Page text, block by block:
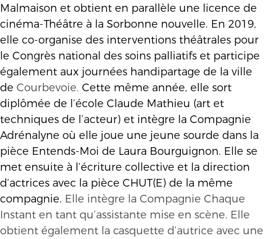
Malmaison et obtient en parallèle une licence de
cinéma-Théâtre à la Sorbonne nouvelle. En 2019,
elle co-organise des interventions théâtrales pour
le Congrès national des soins palliatifs et participe
également aux journées handipartage de la ville
de Courbevoie. Cette même année, elle sort
diplômée de l’école Claude Mathieu (art et
techniques de l’acteur) et intègre la Compagnie
Adrénalyne où elle joue une jeune sourde dans la
pièce Entends-Moi de Laura Bourguignon. Elle se
met ensuite à l’écriture collective et la direction
d’actrices avec la pièce CHUT(E) de la même
compagnie. Elle intègre la Compagnie Chaque
Instant en tant qu’assistante mise en scène. Elle
obtient également la casquette d’autrice avec une